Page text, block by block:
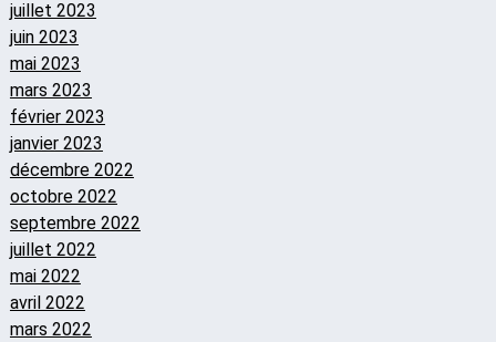
juillet 2023
juin 2023
mai 2023
mars 2023
février 2023
janvier 2023
décembre 2022
octobre 2022
septembre 2022
juillet 2022
mai 2022
avril 2022
mars 2022